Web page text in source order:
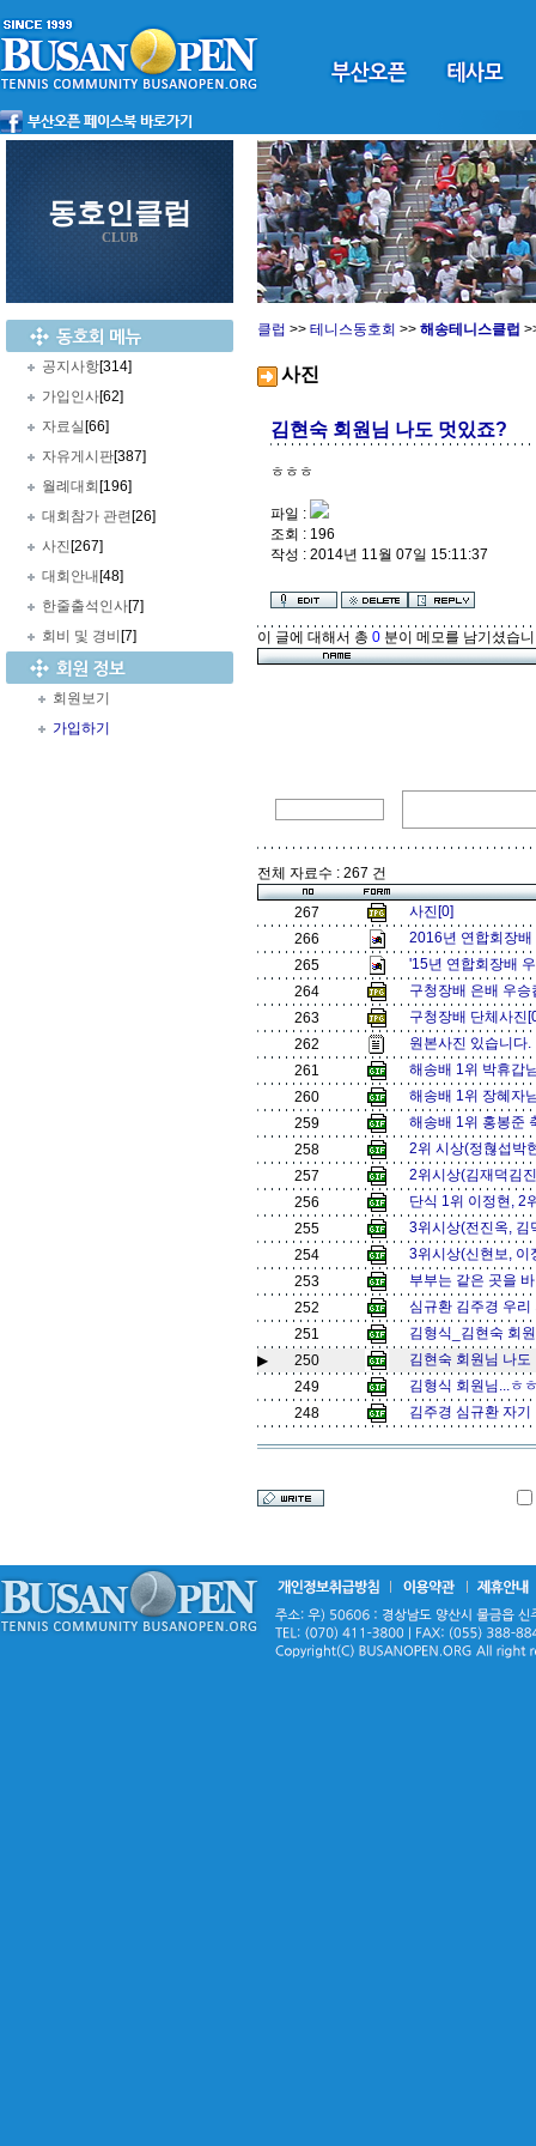
동호인클럽
CLUB
공지사항[314]
가입인사[62]
자료실 [66]
자유게시판[387]
월례대회 [196]
대회참가 관련 [26]
사진 [267]
대회안내 [48]
한줄출석인사[7]
회비 및 경비 [7]
회원보기
가입하기
클럽 >> 테니스동호회 >> 해송테니스클럽
사진
김현숙 회원님 나도 멋있죠?
ㅎㅎㅎ
파일 :
조회 : 196
작성 : 2014년 11월 07일 15:11:37
이 글에 대해서 총 0 분이 메모를 남기셨습
전체 자료수 : 267 건
267
사진[0]
266
2016년 연합회장
265
'15년 연합회장배
264
구청장배 은배 우
263
구청장배 단체사
262
원본사진 있습니다
261
해송배 1위 박휴갑
260
해송배 1위 장혜자
259
해송배 1위 홍봉준
258
2위 시상(정혆섭박
257
2위시상(김재덕김
256
단식 1위 이정현, 2
255
3위시상(전진옥,
254
3위시상(신현보,
253
부부는 같은 곳을
252
심규환 김주경 우
251
김형식_김현숙 회
▶
250
김현숙 회원님 나도
249
김형식 회원님...ㅎ
248
김주경 심규환 자